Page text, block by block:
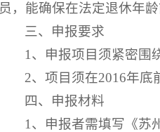
员，能确保在法定退休年龄
三、申报要求
1、申报项目须紧密围
2、项目须在2016年底
四、申报材料
1、申报者需填写《苏